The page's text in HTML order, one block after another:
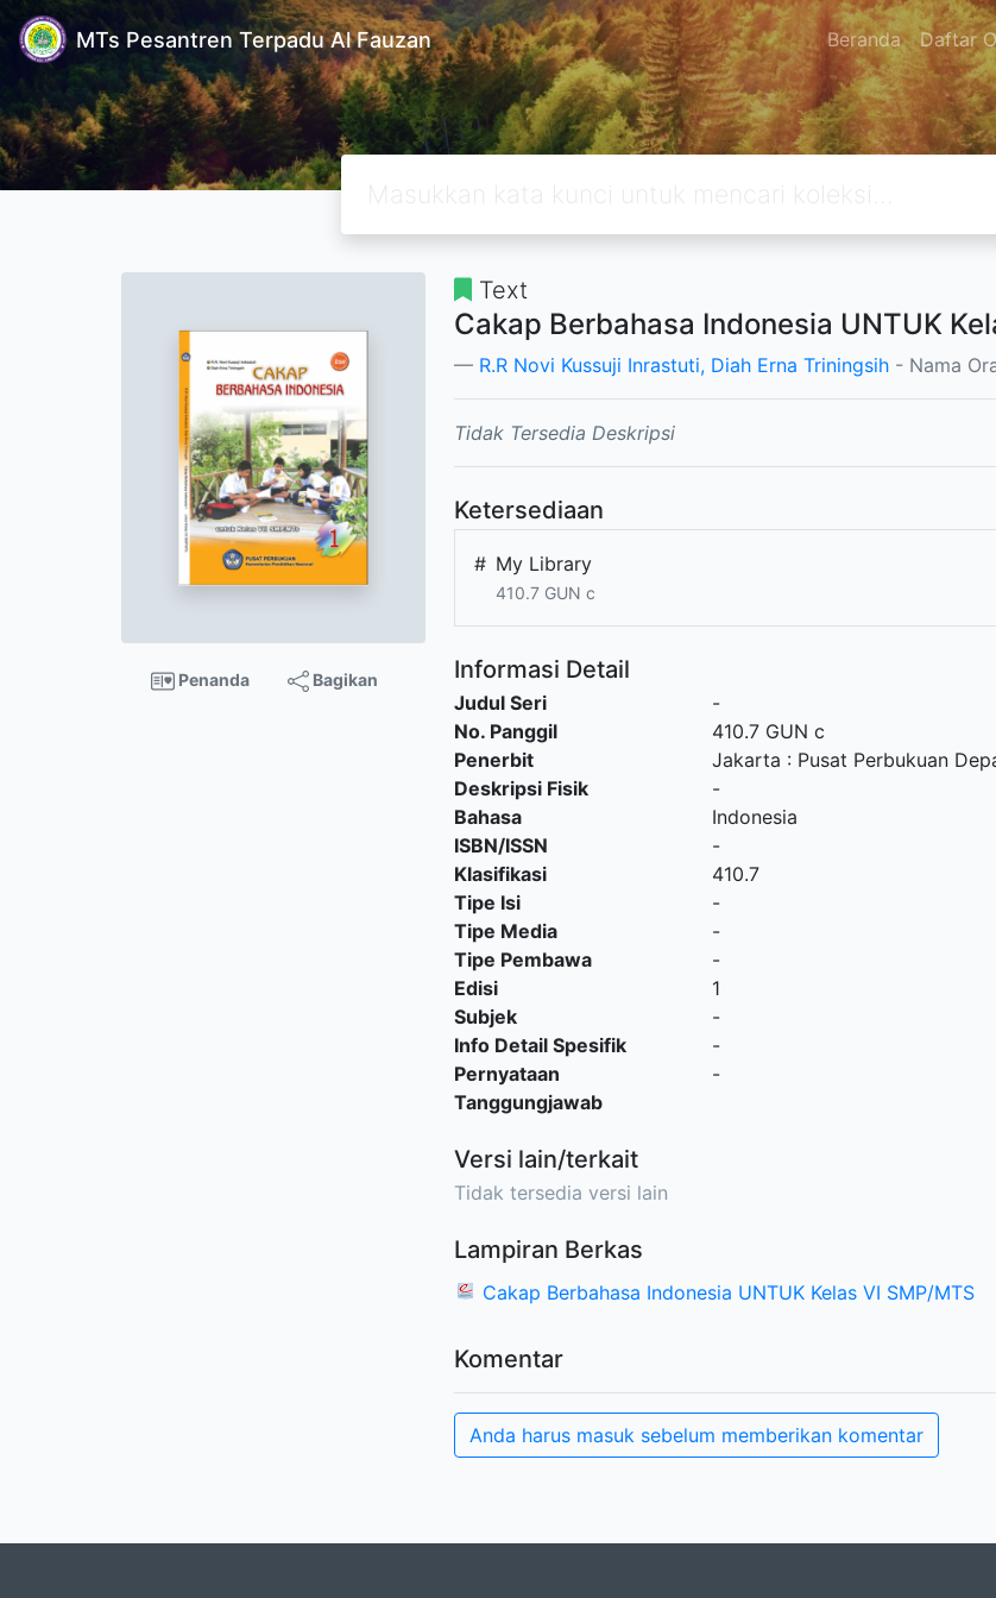
MTs Pesantren Terpadu Al Fauzan Beranda Daftar
Penanda Bagikan
Text
Cakap Berbahasa Indonesia UNTUK
R.R Novi Kussuji Inrastuti, Diah Erna Triningsih - Nama
Tidak Tersedia Deskripsi
Ketersediaan
# My Library
410.7 GUN c
Informasi Detail
Judul Seri
-
No. Panggil
410.7 GUN c
Penerbit
Jakarta : Pusat Perbukuan
Deskripsi Fisik
-
Bahasa
Indonesia
ISBN/ISSN
-
Klasifikasi
410.7
Tipe Isi
-
Tipe Media
-
Tipe Pembawa
-
Edisi
1
Subjek
-
Info Detail Spesifik
-
Pernyataan
Tanggungjawab
-
Versi lain/terkait
Tidak tersedia versi lain
Lampiran Berkas
Cakap Berbahasa Indonesia UNTUK Kelas VI SMP/MTS
Komentar
Anda harus masuk sebelum memberikan komentar